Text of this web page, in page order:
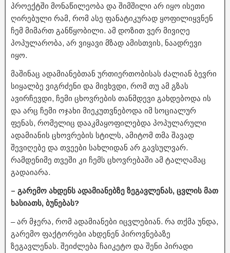
პროექტში მონაწილეობა და შიმშილი არ იყო ისეთი
ღირებული რამ, რომ ასე ფანატიკურად ყოფილიყვნენ
ჩემ მიმართ განწყობილი. ამ დოზით ვერ მივიღე
პოპულარობა, არ ვიყავი მზად ამისთვის, ნაადრევი
იყო.
მაშინაც ადამიანებთან ურთიერთობისას ძალიან ბევრი
სიყალბე ვიგრძენი და მივხვდი, რომ თუ ამ გზას
ავირჩევდი, ჩემი ცხოვრების თანმდევი გახდებოდა ის
და არც ჩემი ოჯახი მიეკუთვნებოდა იმ სოციალურ
ფენას, რომელიც დააკმაყოფილებდა პოპულარული
ადამიანის ცხოვრების სტილს, ამიტომ თმა შავად
შევიღებე და თვეები სახლიდან არ გავსულვარ.
რამდენიმე თვეში კი ჩემს ცხოვრებაში ამ ტალღამაც
გადაიარა.
– გარემო ახდენს ადამიანებზე ზეგავლენას, ცვლის მათ
ხასიათს, ბუნებას?
– არ მჯერა, რომ ადამიანები იცვლებიან. რა თქმა უნდა,
გარემო ფაქტორები ახდენენ პიროვნებაზე
ზეგავლენას. შეიძლება ჩაიკეტო და შენი პირადი